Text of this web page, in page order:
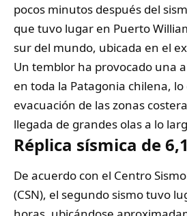
pocos minutos después del
que tuvo lugar en Puerto
sur del mundo, ubicada en el
Un temblor ha provocado una
en toda la Patagonia chilena,
evacuación de las zonas
llegada de grandes olas a lo
Réplica sísmica de 6,1
De acuerdo con el Centro
(CSN), el segundo sismo tuvo